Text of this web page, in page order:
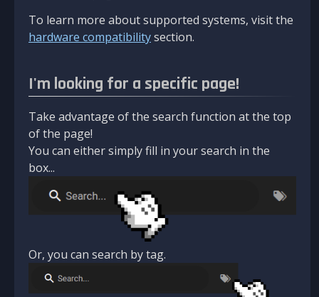
To learn more about supported systems, visit the
hardware compatibilitysection.
I'm looking for a specific page!
Take advantage of the search function at the top
of the page!
You can either simply fill in your search in the
box...
Or, you can search by tag.